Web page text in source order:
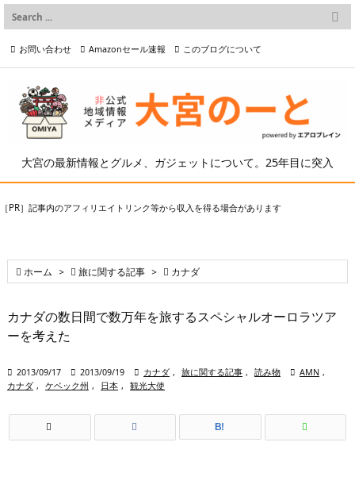
大宮の最新情報とグルメ、ガジェットについて。25年目に突入

メニュー

検索
お問い合わせ Amazonセール速報 このブログについて
プライバシーポリシー等
［PR］記事内のアフィリエイトリンク等から収入を得る場合があります
 ホーム >  旅に関する記事 >  カナダ
カナダの数日間で数万年を旅するスペシャルオーロラツア
ーを考えた
 2013/09/17  2013/09/19  カナダ , 旅に関する記事 , 読み物  AMN ,
カナダ , ケベック州 , 日本 , 観光大使
B!